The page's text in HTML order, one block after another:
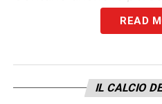
ha giocato di più e lui
l’elemento che va a
dovranno arrivare
READ
IL CALCIO